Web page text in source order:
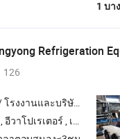
1 บา
Refrigeration
126
รงงานและบริษัทผู้ค้า
กาศ , เครื่องทำความเย็นอากาศผิว , เครื่องทำความเย็นผิว